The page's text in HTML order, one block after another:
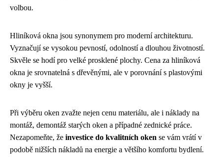
volbou.
Hliníková okna jsou synonymem pro moderní architekturu.
Vyznačují se vysokou pevností, odolností a dlouhou životností.
Skvěle se hodí pro velké prosklené plochy. Cena za hliníková
okna je srovnatelná s dřevěnými, ale v porovnání s plastovými
okny je vyšší.
Při výběru oken zvažte nejen cenu materiálu, ale i náklady na
montáž, demontáž starých oken a případné zednické práce.
Nezapomeňte, že investice do kvalitních oken se vám vrátí v
podobě nižších nákladů na energie a většího komfortu bydlení.